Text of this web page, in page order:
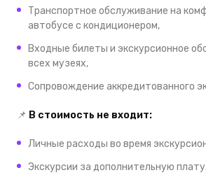
Транспортное обслуживание на
автобусе с кондиционером,
Входные билеты и экскурсионное
всех музеях,
Сопровождение аккредитованного
📌 В стоимость не входит:
Личные расходы во время
Экскурсии за дополнительную плату.